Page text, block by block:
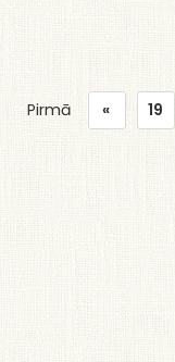
Pirmā « 19